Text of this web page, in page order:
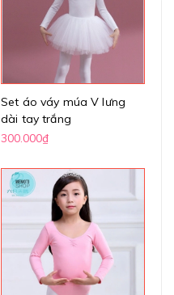
Set áo váy múa V lưng
dài tay trắng
300.000₫